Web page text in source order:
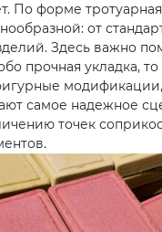
По форме
от
Здесь важно
прочная укладка,
самое надежное
точек